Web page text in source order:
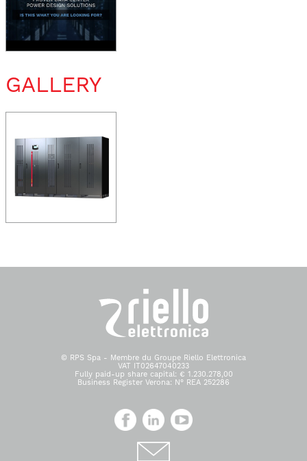
GALLERY
© RPS Spa - Membre du Groupe Riello Elettronica
VAT IT02647040233
Fully paid-up share capital: € 1.230.278,00
Business Register Verona: N° REA 252286